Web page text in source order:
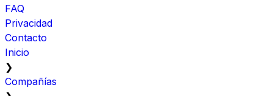
FAQ
Privacidad
Contacto
Inicio
❯
Compañías